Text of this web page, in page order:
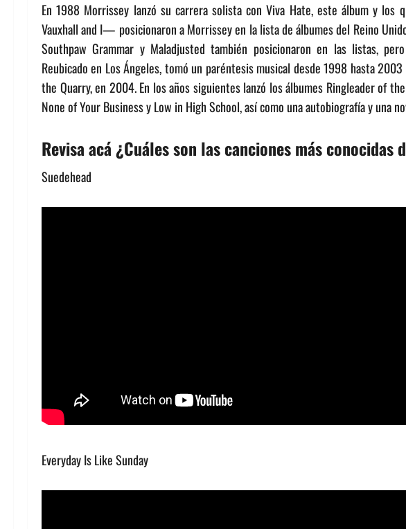
En 1988 Morrissey lanzó su carrera solista con Viva Hate, este álbum y
Vauxhall and I— posicionaron a Morrissey en la lista de álbumes del Reino
Southpaw Grammar y Maladjusted también posicionaron en las listas,
Reubicado en Los Ángeles, tomó un paréntesis musical desde 1998 hasta
the Quarry, en 2004. En los años siguientes lanzó los álbumes Ringleader of
None of Your Business y Low in High School, así como una autobiografía y una
Revisa acá ¿Cuáles son las canciones más conocidas
Suedehead
Everyday Is Like Sunday